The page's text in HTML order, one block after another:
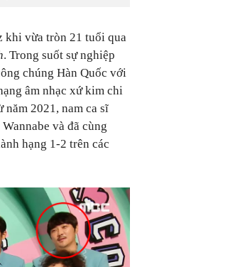
khi vừa tròn 21 tuổi qua
. Trong suốt sự nghiệp
chúng Hàn Quốc với
âm nhạc xứ kim chi
năm 2021, nam ca sĩ
và đã cùng
hạng 1-2 trên các